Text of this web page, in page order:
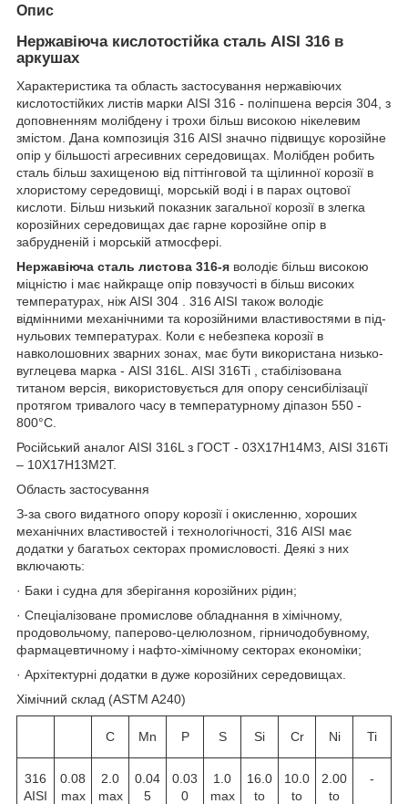
Опис
Нержавіюча кислотостійка сталь AISI 316 в
аркушах
Характеристика та область застосування нержавіючих
кислотостійких листів марки AISI 316 - поліпшена версія 304, з
доповненням молібдену і трохи більш високою нікелевим
змістом. Дана композиція 316 AISI значно підвищує корозійне
опір у більшості агресивних середовищах. Молібден робить
сталь більш захищеною від піттінговой та щілинної корозії в
хлористому середовищі, морській воді і в парах оцтової
кислоти. Більш низький показник загальної корозії в злегка
корозійних середовищах дає гарне корозійне опір в
забрудненій і морській атмосфері.
Нержавіюча сталь листова 316-я володіє більш високою
міцністю і має найкраще опір повзучості в більш високих
температурах, ніж AISI 304 . 316 AISI також володіє
відмінними механічними та корозійними властивостями в під-
нульових температурах. Коли є небезпека корозії в
навколошовних зварних зонах, має бути використана низько-
вуглецева марка - AISI 316L. AISI 316Ti , стабілізована
титаном версія, використовується для опору сенсибілізації
протягом тривалого часу в температурному діпазон 550 -
800°C.
Російський аналог AISI 316L з ГОСТ - 03Х17Н14М3, AISI 316Ti
– 10Х17Н13М2Т.
Область застосування
З-за свого видатного опору корозії і окисленню, хороших
механічних властивостей і технологічності, 316 AISI має
додатки у багатьох секторах промисловості. Деякі з них
включають:
· Баки і судна для зберігання корозійних рідин;
· Спеціалізоване промислове обладнання в хімічному,
продовольчому, паперово-целюлозном, гірничодобувному,
фармацевтичному і нафто-хімічному секторах економіки;
· Архітектурні додатки в дуже корозійних середовищах.
Хімічний склад (ASTM A240)
C Mn P S Si Cr Ni Ti
316
AISI
0.08
max
2.0
max
0.04
5
0.03
0
1.0
max
16.0
to
10.0
to
2.00
to
-